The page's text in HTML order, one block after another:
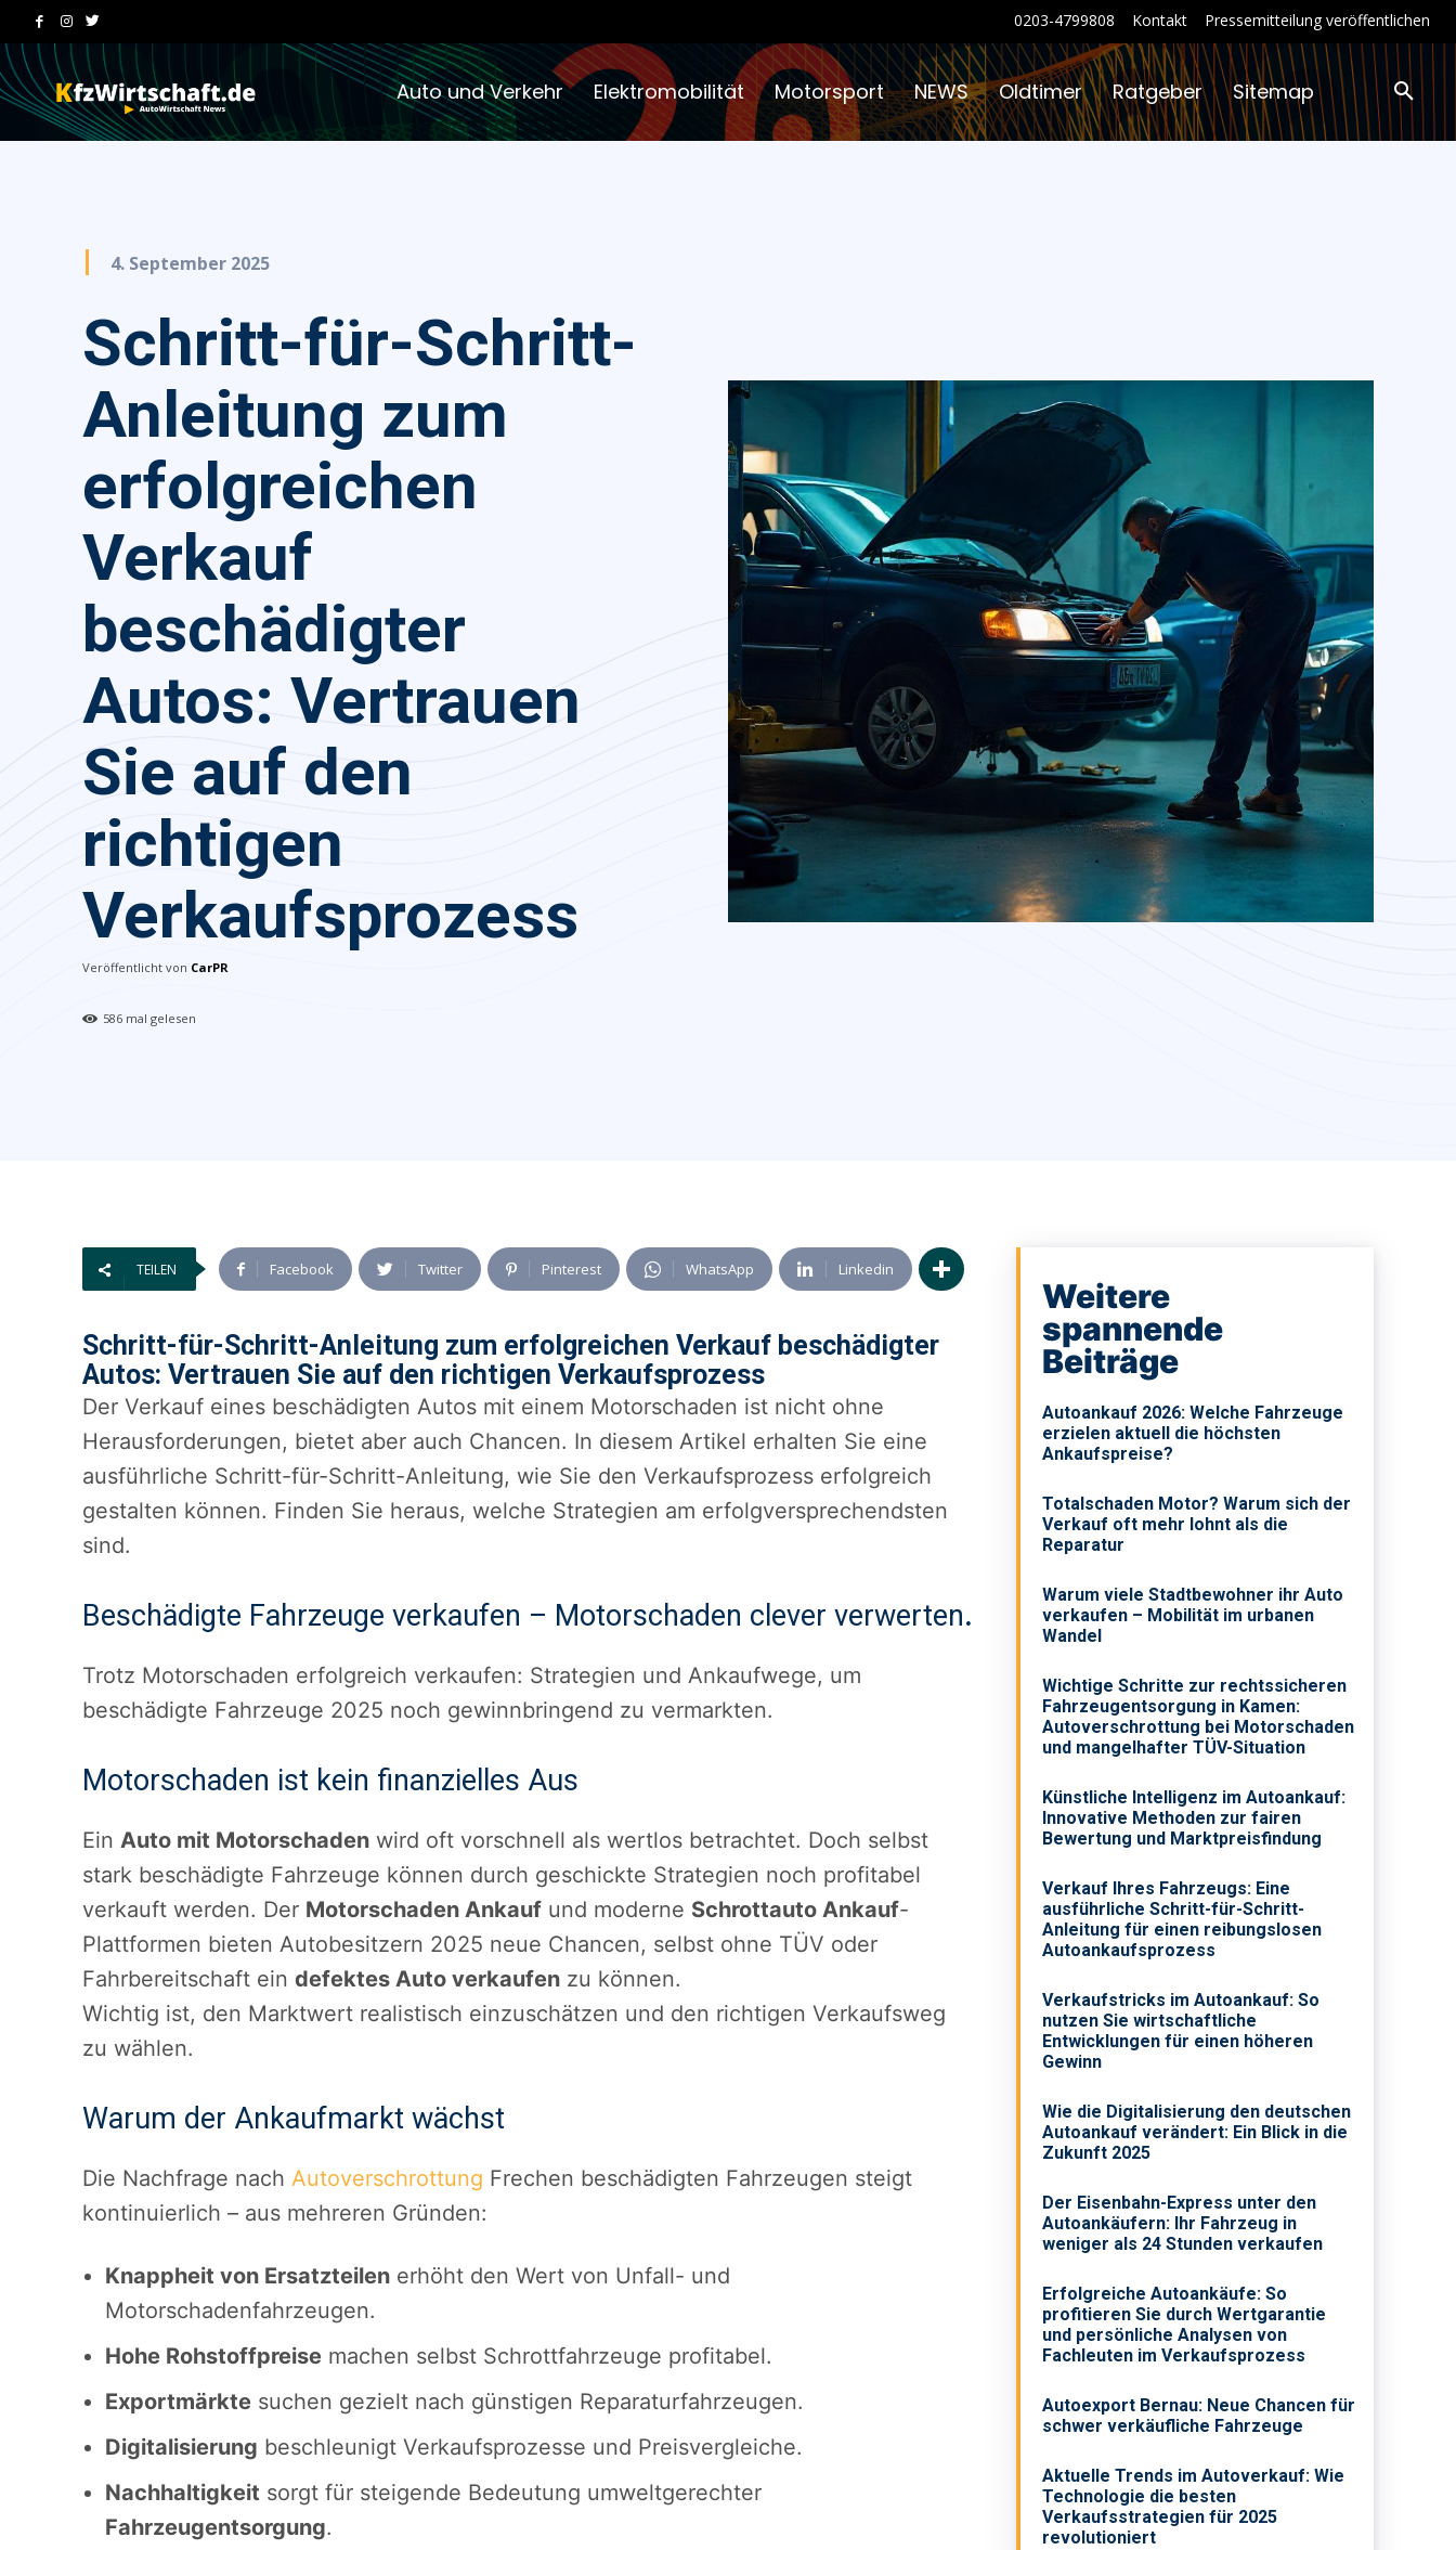
0203-4799808 Kontakt Pressemitteilung veröffentlichen
Auto und Verkehr Elektromobilität Motorsport NEWS Oldtimer Ratgeber Sitemap
4. September 2025
Schritt-für-Schritt-
Anleitung zum
erfolgreichen
Verkauf
beschädigter
Autos: Vertrauen
Sie auf den
richtigen
Verkaufsprozess
Veröffentlicht von CarPR
586 mal gelesen
TEILEN Facebook Twitter Pinterest WhatsApp Linkedin
Schritt-für-Schritt-Anleitung zum erfolgreichen Verkauf beschädigter
Autos: Vertrauen Sie auf den richtigen Verkaufsprozess
Der Verkauf eines beschädigten Autos mit einem Motorschaden ist nicht ohne
Herausforderungen, bietet aber auch Chancen. In diesem Artikel erhalten Sie eine
ausführliche Schritt-für-Schritt-Anleitung, wie Sie den Verkaufsprozess erfolgreich
gestalten können. Finden Sie heraus, welche Strategien am erfolgversprechendsten
sind.
Beschädigte Fahrzeuge verkaufen – Motorschaden clever verwerten.
Trotz Motorschaden erfolgreich verkaufen: Strategien und Ankaufwege, um
beschädigte Fahrzeuge 2025 noch gewinnbringend zu vermarkten.
Motorschaden ist kein finanzielles Aus
Ein Auto mit Motorschaden wird oft vorschnell als wertlos betrachtet. Doch selbst
stark beschädigte Fahrzeuge können durch geschickte Strategien noch profitabel
verkauft werden. Der Motorschaden Ankauf und moderne Schrottauto Ankauf-
Plattformen bieten Autobesitzern 2025 neue Chancen, selbst ohne TÜV oder
Fahrbereitschaft ein defektes Auto verkaufen zu können.
Wichtig ist, den Marktwert realistisch einzuschätzen und den richtigen Verkaufsweg
zu wählen.
Warum der Ankaufmarkt wächst
Die Nachfrage nach Autoverschrottung Frechen beschädigten Fahrzeugen steigt
kontinuierlich – aus mehreren Gründen:
Knappheit von Ersatzteilen erhöht den Wert von Unfall- und
Motorschadenfahrzeugen.
Hohe Rohstoffpreise machen selbst Schrottfahrzeuge profitabel.
Exportmärkte suchen gezielt nach günstigen Reparaturfahrzeugen.
Digitalisierung beschleunigt Verkaufsprozesse und Preisvergleiche.
Nachhaltigkeit sorgt für steigende Bedeutung umweltgerechter
Fahrzeugentsorgung.
Weitere
spannende
Beiträge
Autoankauf 2026: Welche Fahrzeuge
erzielen aktuell die höchsten
Ankaufspreise?
Totalschaden Motor? Warum sich der
Verkauf oft mehr lohnt als die
Reparatur
Warum viele Stadtbewohner ihr Auto
verkaufen – Mobilität im urbanen
Wandel
Wichtige Schritte zur rechtssicheren
Fahrzeugentsorgung in Kamen:
Autoverschrottung bei Motorschaden
und mangelhafter TÜV-Situation
Künstliche Intelligenz im Autoankauf:
Innovative Methoden zur fairen
Bewertung und Marktpreisfindung
Verkauf Ihres Fahrzeugs: Eine
ausführliche Schritt-für-Schritt-
Anleitung für einen reibungslosen
Autoankaufsprozess
Verkaufstricks im Autoankauf: So
nutzen Sie wirtschaftliche
Entwicklungen für einen höheren
Gewinn
Wie die Digitalisierung den deutschen
Autoankauf verändert: Ein Blick in die
Zukunft 2025
Der Eisenbahn-Express unter den
Autoankäufern: Ihr Fahrzeug in
weniger als 24 Stunden verkaufen
Erfolgreiche Autoankäufe: So
profitieren Sie durch Wertgarantie
und persönliche Analysen von
Fachleuten im Verkaufsprozess
Autoexport Bernau: Neue Chancen für
schwer verkäufliche Fahrzeuge
Aktuelle Trends im Auto­verkauf: Wie
Technologie die besten
Verkaufsstrategien für 2025
revolutioniert